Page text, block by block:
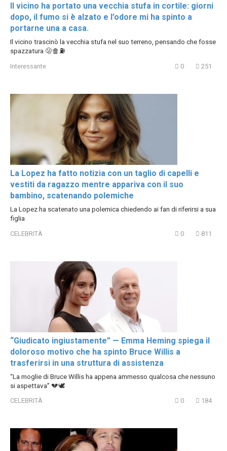
Il vicino ha portato una vecchia stufa in cortile: giorni
dopo, il fumo si è alzato e l’odore mi ha spinto a
portarne una a casa.
Il vicino trascinò la vecchia stufa nel suo terreno, pensando che fosse
spazzatura 🫢🗑⛽️
Interessante 0 251
La Lopez ha fatto notizia con un taglio di capelli e
vestiti da ragazzo mentre appariva con il suo
bambino, scatenando polemiche
La Lopez ha scatenato una polemica chiedendo ai fan di riferirsi a sua
figlia
CELEBRITÀ 0 811
“Giudicato ingiustamente” — Emma Heming spiega il
doloroso motivo che ha spinto Bruce Willis a
trasferirsi in una struttura di assistenza
“La moglie di Bruce Willis ha appena ammesso qualcosa che nessuno
si aspettava” 💔🕊️
CELEBRITÀ 0 184